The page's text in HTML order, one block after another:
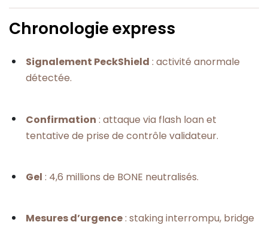
Chronologie express
Signalement PeckShield : activité anormale
détectée.
Confirmation : attaque via flash loan et
tentative de prise de contrôle validateur.
Gel : 4,6 millions de BONE neutralisés.
Mesures d’urgence: staking interrompu, bridge